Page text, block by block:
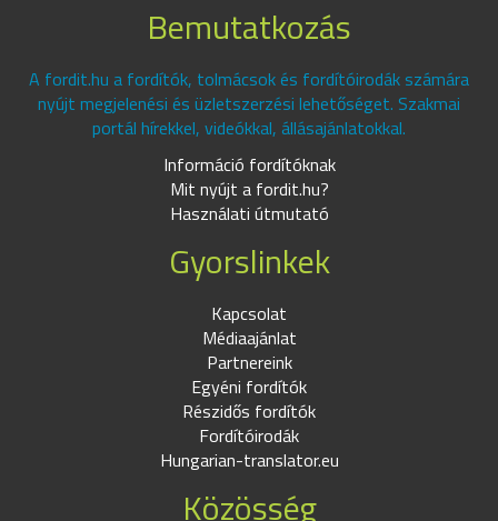
Bemutatkozás
A fordit.hu a fordítók, tolmácsok és fordítóirodák számára
nyújt megjelenési és üzletszerzési lehetőséget. Szakmai
portál hírekkel, videókkal, állásajánlatokkal.
Információ fordítóknak
Mit nyújt a fordit.hu?
Használati útmutató
Gyorslinkek
Kapcsolat
Médiaajánlat
Partnereink
Egyéni fordítók
Részidős fordítók
Fordítóirodák
Hungarian-translator.eu
Közösség